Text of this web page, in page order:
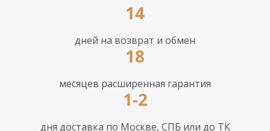
14
дней на возврат и обмен
18
месяцев расширенная гарантия
1-2
дня доставка по Москве, СПБ или до ТК